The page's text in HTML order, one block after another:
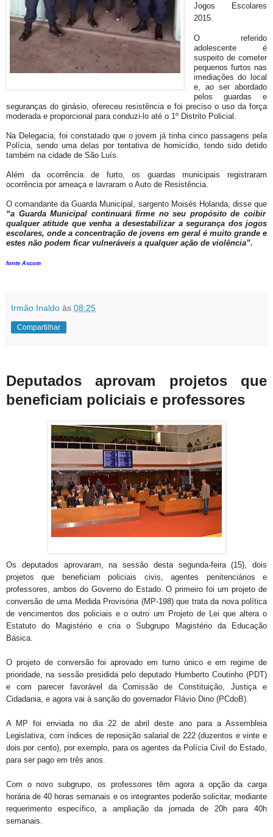
Jogos Escolares
2015.
O referido
adolescente é
suspeito de cometer
pequenos furtos nas
imediações do local
e, ao ser abordado
pelos guardas e
seguranças do ginásio, ofereceu resistência e foi preciso o uso da força
moderada e proporcional para conduzi-lo até o 1º Distrito Policial.
Na Delegacia, foi constatado que o jovem já tinha cinco passagens pela
Polícia, sendo uma delas por tentativa de homicídio, tendo sido detido
também na cidade de São Luís.
Além da ocorrência de furto, os guardas municipais registraram
ocorrência por ameaça e lavraram o Auto de Resistência.
O comandante da Guarda Municipal, sargento Moisés Holanda, disse que
“a Guarda Municipal continuará firme no seu propósito de coibir
qualquer atitude que venha a desestabilizar a segurança dos jogos
escolares, onde a concentração de jovens em geral é muito grande e
estes não podem ficar vulneráveis a qualquer ação de violência”.
fonte Ascom
Irmão Inaldo às 08:25
Compartilhar
Deputados aprovam projetos que
beneficiam policiais e professores
Os deputados aprovaram, na sessão desta segunda-feira (15), dois
projetos que beneficiam policiais civis, agentes penitenciários e
professores, ambos do Governo do Estado. O primeiro foi um projeto de
conversão de uma Medida Provisória (MP-198) que trata da nova política
de vencimentos dos policiais e o outro um Projeto de Lei que altera o
Estatuto do Magistério e cria o Subgrupo Magistério da Educação
Básica.
O projeto de conversão foi aprovado em turno único e em regime de
prioridade, na sessão presidida pelo deputado Humberto Coutinho (PDT)
e com parecer favorável da Comissão de Constituição, Justiça e
Cidadania, e agora vai à sanção do governador Flávio Dino (PCdoB).
A MP foi enviada no dia 22 de abril deste ano para a Assembleia
Legislativa, com índices de reposição salarial de 222 (duzentos e vinte e
dois por cento), por exemplo, para os agentes da Polícia Civil do Estado,
para ser pago em três anos.
Com o novo subgrupo, os professores têm agora a opção da carga
horária de 40 horas semanais e os integrantes poderão solicitar, mediante
requerimento específico, a ampliação da jornada de 20h para 40h
semanais.